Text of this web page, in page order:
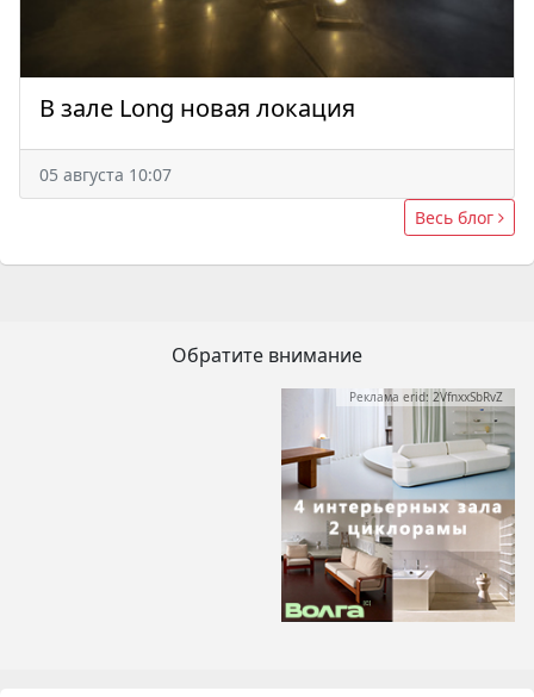
В зале Long новая локация
05 августа 10:07
Весь блог
Обратите внимание
Реклама erid: 2VfnxxSbRvZ